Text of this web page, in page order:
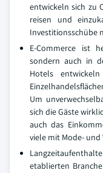
entwickeln sich zu
reisen und
Investitionsschübe
E-Commerce ist
sondern auch in
Hotels
Um
sich die Gäste
auch das
viele mit Mode-
etablierten